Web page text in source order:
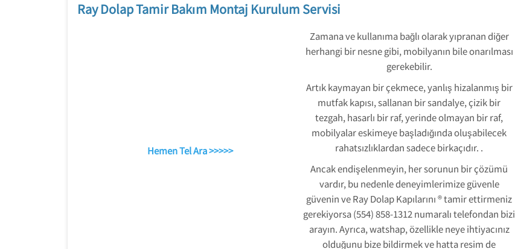
Ray Dolap Tamir Bakım Montaj Kurulum Servisi
Hemen Tel Ara >>>>>
Zamana ve kullanıma bağlı olarak yıpranan diğer
herhangi bir nesne gibi, mobilyanın bile onarılması
gerekebilir.
Artık kaymayan bir çekmece, yanlış hizalanmış bir
mutfak kapısı, sallanan bir sandalye, çizik bir
tezgah, hasarlı bir raf, yerinde olmayan bir raf,
mobilyalar eskimeye başladığında oluşabilecek
rahatsızlıklardan sadece birkaçıdır. .
Ancak endişelenmeyin, her sorunun bir çözümü
vardır, bu nedenle deneyimlerimize güvenle
güvenin ve Ray Dolap Kapılarını ® tamir ettirmeniz
gerekiyorsa (554) 858-1312 numaralı telefondan bizi
arayın. Ayrıca, watshap, özellikle neye ihtiyacınız
olduğunu bize bildirmek ve hatta resim de